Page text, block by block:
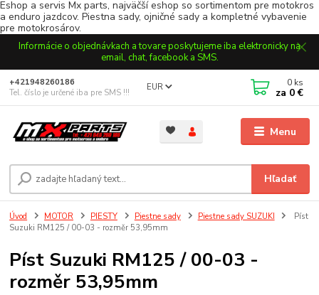
Eshop a servis Mx parts, najväčší eshop so sortimentom pre motokros
a enduro jazdcov. Piestna sady, ojničné sady a kompletné vybavenie
pre motokrosárov.
Informácie o objednávkach a tovare poskytujeme iba elektronicky na
email, chat, facebook a SMS.
Menu
EUR
Hľadať
+421948260186
Tel. číslo je určené iba pre SMS !!!
0 ks
za 0 €
Úvod MOTOR PIESTY Piestne sady Piestne sady SUZUKI
Píst
Suzuki RM125 / 00-03 - rozměr 53,95mm
Píst Suzuki RM125 / 00-03 -
rozměr 53,95mm